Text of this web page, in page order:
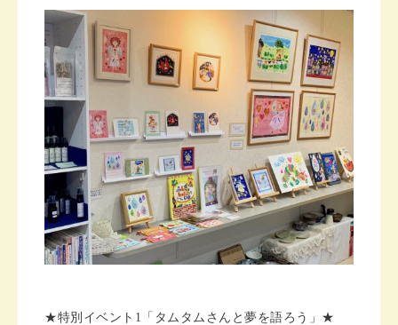
★特別イベント1「タムタムさんと夢を語ろう」★